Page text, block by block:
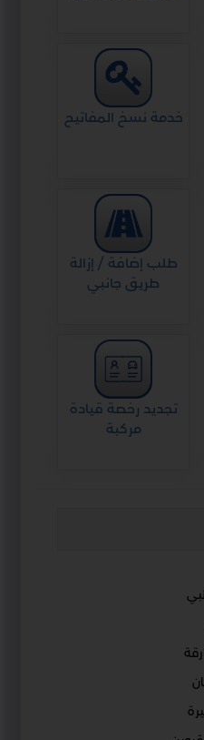
خدمة نسخ المفاتيح
طلب إضافة / إزالة
طريق جانبي
تجديد رخصة قيادة
مركبة